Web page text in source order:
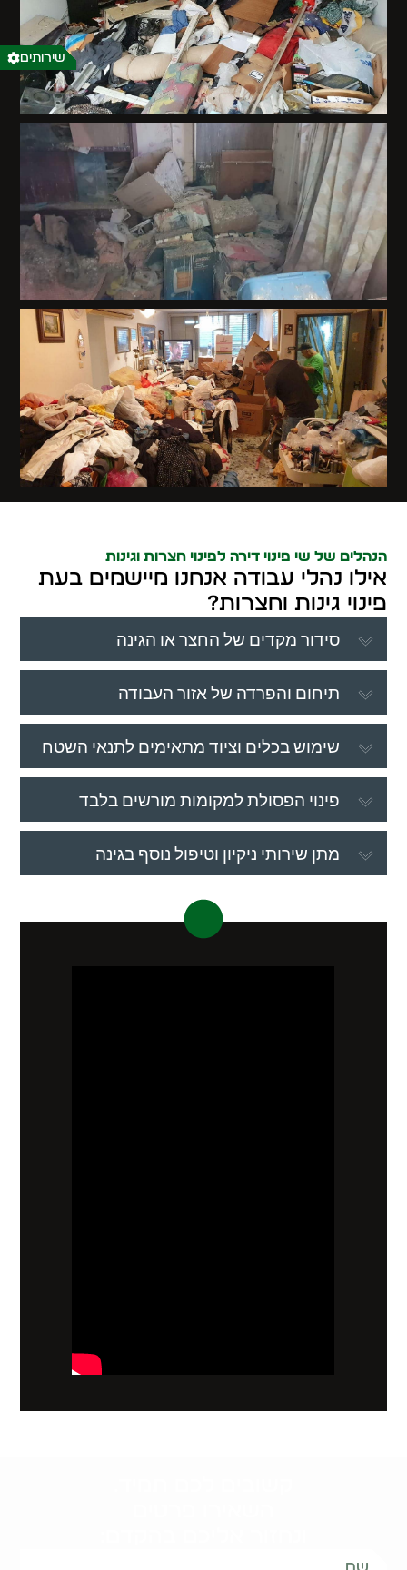
הנהלים של שי פינוי דירה לפינוי חצרות וגינות
אילו נהלי עבודה אנחנו מיישמים בעת
פינוי גינות וחצרות?
סידור מקדים של החצר או הגינה
תיחום והפרדה של אזור העבודה
שימוש בכלים וציוד מתאימים לתנאי השטח
פינוי הפסולת למקומות מורשים בלבד
מתן שירותי ניקיון וטיפול נוסף בגינה
שירותים